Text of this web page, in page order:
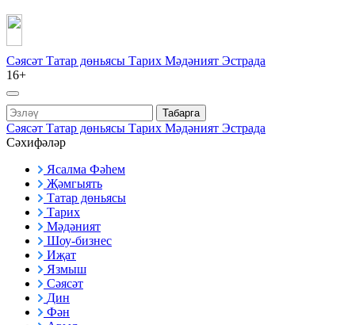
Сәясәт Татар дөньясы Тарих Мәдәният Эстрада
16+
Табарга
Сәясәт Татар дөньясы Тарих Мәдәният Эстрада
Сәхифәләр
Ясалма Фәһем
Җәмгыять
Татар дөньясы
Тарих
Мәдәният
Шоу-бизнес
Иҗат
Язмыш
Сәясәт
Дин
Фән